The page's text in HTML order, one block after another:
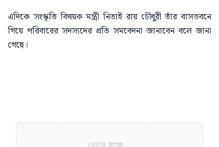
এদিকে সংস্কৃতি বিষয়ক মন্ত্রী নিতাই রায় চৌধুরী তাঁর বাসভবনে
গিয়ে পরিবারের সদস্যদের প্রতি সমবেদনা জানাবেন বলে জানা
গেছে।